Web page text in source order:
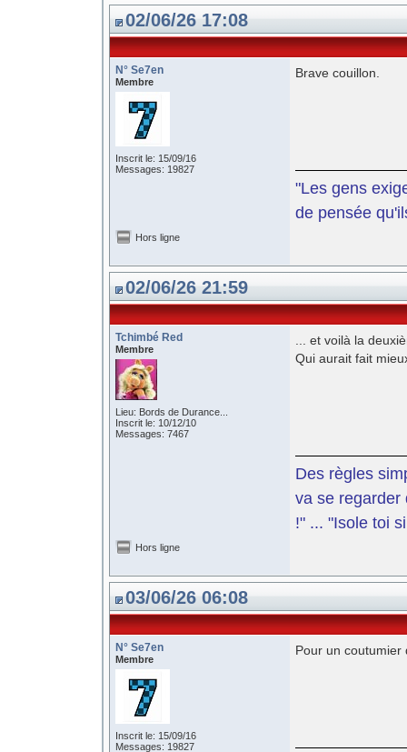
02/06/26 17:08
N° Se7en
Membre
Inscrit le: 15/09/16
Messages: 19827
Brave couillon.
"Les gens
de pensée
Hors ligne
02/06/26 21:59
Tchimbé Red
Membre
Lieu: Bords de Durance...
Inscrit le: 10/12/10
Messages: 7467
... et voilà la
Qui aurait fait
Des règles
va se regarder
!" ... "Isole toi
Hors ligne
03/06/26 06:08
N° Se7en
Membre
Inscrit le: 15/09/16
Messages: 19827
Pour un coutumier